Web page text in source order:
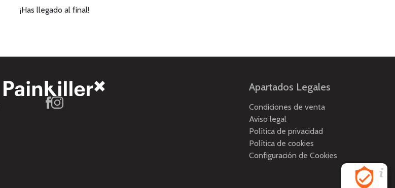
¡Has llegado al final!
Apartados Legales
Condiciones de venta
Aviso legal
Política de privacidad
Política de cookies
Configuración de Cookies